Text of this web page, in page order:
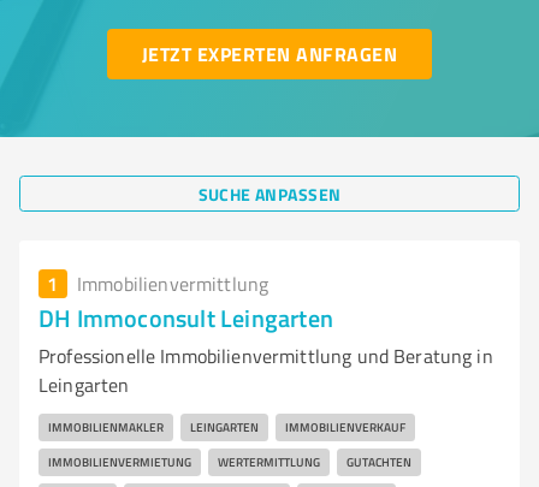
JETZT EXPERTEN ANFRAGEN
SUCHE ANPASSEN
1 Immobilienvermittlung
DH Immoconsult Leingarten
Professionelle Immobilienvermittlung und Beratung in
Leingarten
IMMOBILIENMAKLER LEINGARTEN IMMOBILIENVERKAUF
IMMOBILIENVERMIETUNG WERTERMITTLUNG GUTACHTEN